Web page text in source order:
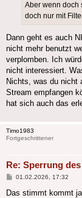
Aber wenn doch
doch nur mit
Dann geht es auch
nicht mehr benutzt
verplomben. Ich
nicht interessiert.
Nichts, was du nicht
Stream empfangen
hat sich auch das
Timo1983
Fortgeschrittener
Re: Sperrung
Beitrag
01.02.2026, 17:32
Das stimmt kommt